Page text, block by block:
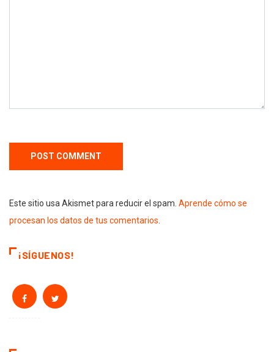
Este sitio usa Akismet para reducir el spam. Aprende cómo se
procesan los datos de tus comentarios
¡SÍGUENOS!